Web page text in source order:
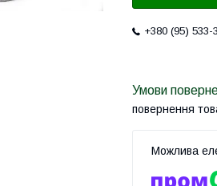
+380 (95) 533-
повернення